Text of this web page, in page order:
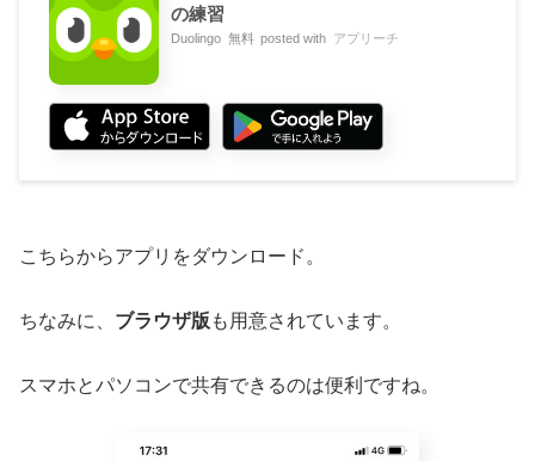
の練習
Duolingo 無料 posted with アプリーチ
こちらからアプリをダウンロード。
ちなみに、 ブラウザ版 も用意されています。
スマホとパソコンで共有できるのは便利ですね。